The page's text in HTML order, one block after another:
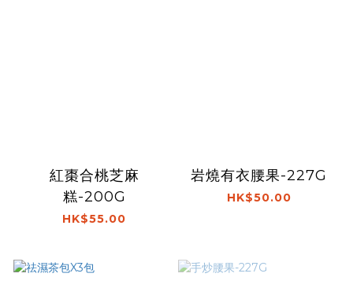
紅棗合桃芝麻
糕-200G
HK$55.00
岩燒有衣腰果-227G
HK$50.00